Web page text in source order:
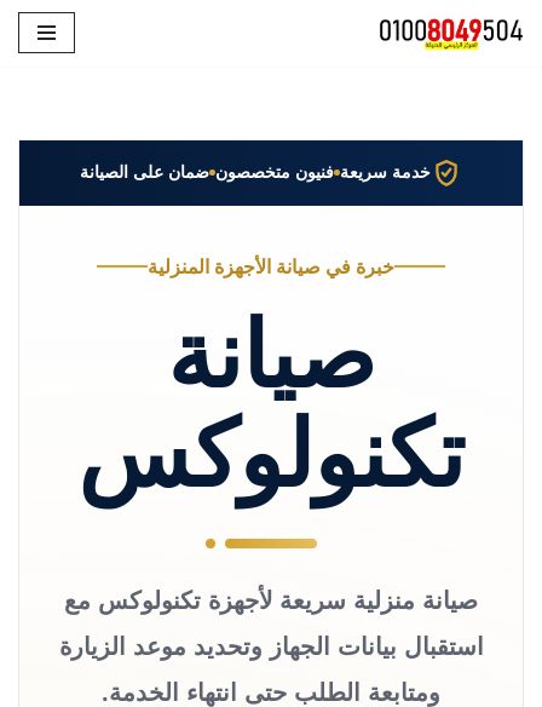
خدمة سريعة فنيون متخصصون ضمان على الصيانة
خبرة في صيانة الأجهزة المنزلية
صيانة
تكنولوكس
صيانة منزلية سريعة لأجهزة تكنولوكس مع
استقبال بيانات الجهاز وتحديد موعد الزيارة
ومتابعة الطلب حتى انتهاء الخدمة.